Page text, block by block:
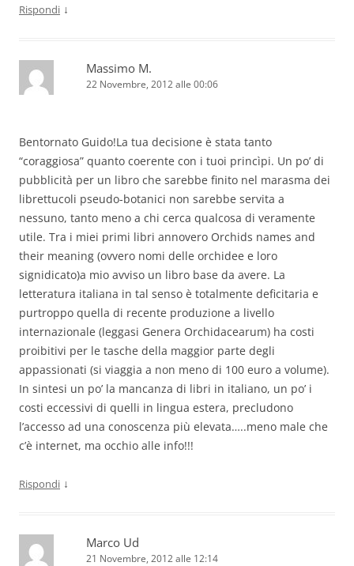
Rispondi ↓
Massimo M.
22 Novembre, 2012 alle 00:06
Bentornato Guido!La tua decisione è stata tanto
“coraggiosa” quanto coerente con i tuoi princìpi. Un po’ di
pubblicità per un libro che sarebbe finito nel marasma dei
librettucoli pseudo-botanici non sarebbe servita a
nessuno, tanto meno a chi cerca qualcosa di veramente
utile. Tra i miei primi libri annovero Orchids names and
their meaning (ovvero nomi delle orchidee e loro
signidicato)a mio avviso un libro base da avere. La
letteratura italiana in tal senso è totalmente deficitaria e
purtroppo quella di recente produzione a livello
internazionale (leggasi Genera Orchidacearum) ha costi
proibitivi per le tasche della maggior parte degli
appassionati (si viaggia a non meno di 100 euro a volume).
In sintesi un po’ la mancanza di libri in italiano, un po’ i
costi eccessivi di quelli in lingua estera, precludono
l’accesso ad una conoscenza più elevata…..meno male che
c’è internet, ma occhio alle info!!!
Rispondi ↓
Marco Ud
21 Novembre, 2012 alle 12:14